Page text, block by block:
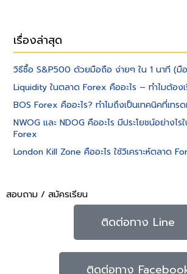
เรื่องล่าสุด
วิธีซื้อ S&P500 ด้วยมือถือ ง่ายๆ ใน 1 นาที (มือ
Liquidity ในตลาด Forex คืออะไร – ทำไมต้อง
BOS Forex คืออะไร? ทำไมถึงเป็นเทคนิคที่เทร
NWOG และ NDOG คืออะไร มีประโยชน์อย่างไรใ
Forex
London Kill Zone คืออะไร ใช้วิเคราะห์ตลาด
สอบถาม / สมัครเรียน
ติดต่อทาง Line
ติดต่อทาง